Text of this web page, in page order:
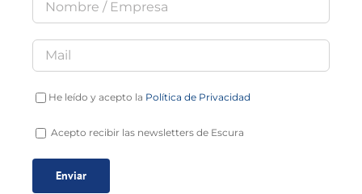
He leído y acepto la Política de Privacidad
Acepto recibir las newsletters de Escura